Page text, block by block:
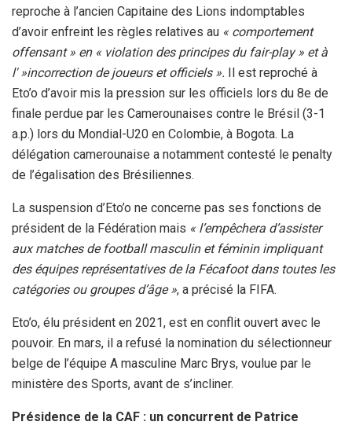
reproche à l’ancien Capitaine des Lions indomptables
d’avoir enfreint les règles relatives au « comportement
offensant » en « violation des principes du fair-play » et à
l' »incorrection de joueurs et officiels ». Il est reproché à
Eto’o d’avoir mis la pression sur les officiels lors du 8e de
finale perdue par les Camerounaises contre le Brésil (3-1
a.p.) lors du Mondial-U20 en Colombie, à Bogota. La
délégation camerounaise a notamment contesté le penalty
de l’égalisation des Brésiliennes.
La suspension d’Eto’o ne concerne pas ses fonctions de
président de la Fédération mais « l’empêchera d’assister
aux matches de football masculin et féminin impliquant
des équipes représentatives de la Fécafoot dans toutes les
catégories ou groupes d’âge », a précisé la FIFA.
Eto’o, élu président en 2021, est en conflit ouvert avec le
pouvoir. En mars, il a refusé la nomination du sélectionneur
belge de l’équipe A masculine Marc Brys, voulue par le
ministère des Sports, avant de s’incliner.
Présidence de la CAF : un concurrent de Patrice